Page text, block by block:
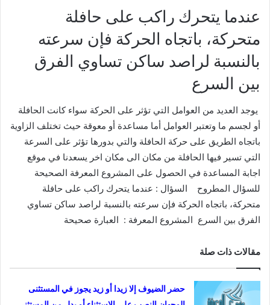
عندما يتحرك راكب على حافلة
متحركة، باتجاه الحركة فإن سرعته
بالنسبة لراصد ساكن تساوي الفرق
بين السرع
يوجد العديد من العوامل التي تؤثر على الحركة سواء كانت الحافلة
أو لجسم ما وتعتبر العوامل أما مساعدة أو معوقة حيث تختلف الزاوية
باتجاه الطريق على حركة الحافلة والتي بدورها تؤثر على السرعة
التي تسير فيها الحافلة من مكان الى مكان اخر يسعدنا في موقع
اجابة المساعدة في الحصول على المشروع المعرفة الصحيحة
للسؤال المطروح
السؤال : عندما يتحرك راكب على حافلة
متحركة، باتجاه الحركة فإن سرعته بالنسبة لراصد ساكن تساوي
الفرق بين السرع المشروع المعرفة : العبارة صحيحة
مقالات ذات صلة
حضر الضيوف إلا زيدا أو زيد يجوز في المستثنى